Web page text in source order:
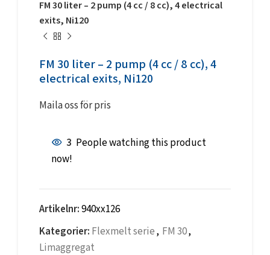
FM 30 liter – 2 pump (4 cc / 8 cc), 4 electrical
exits, Ni120
FM 30 liter – 2 pump (4 cc / 8 cc), 4
electrical exits, Ni120
Maila oss för pris
3 People watching this product
now!
Artikelnr:940xx126
Kategorier: Flexmelt serie, FM 30,
Limaggregat